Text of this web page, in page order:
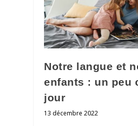
Notre langue et
enfants : un peu
jour
13 décembre 2022